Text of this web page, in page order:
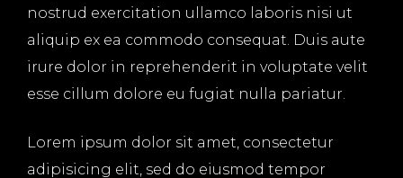
nostrud exercitation ullamco laboris nisi ut
aliquip ex ea commodo consequat. Duis aute
irure dolor in reprehenderit in voluptate velit
esse cillum dolore eu fugiat nulla pariatur.
Lorem ipsum dolor sit amet, consectetur
adipisicing elit, sed do eiusmod tempor